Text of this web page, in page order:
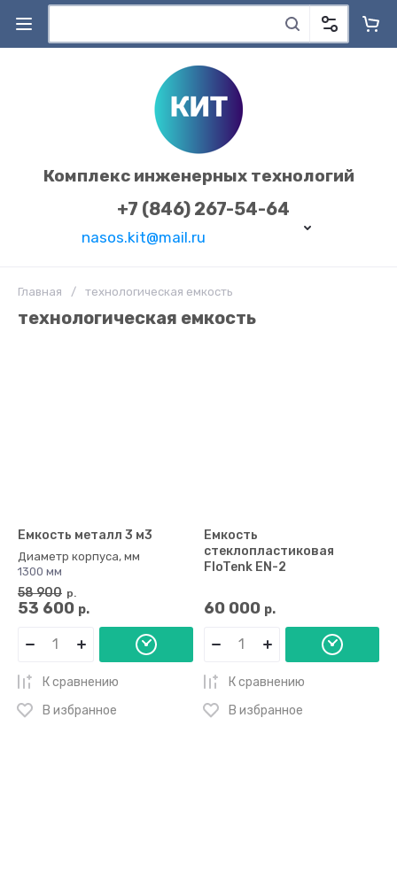
Комплекс инженерных технологий
+7 (846) 267-54-64
nasos.kit@mail.ru
Главная / технологическая емкость
технологическая емкость
Емкость металл 3 м3
Диаметр корпуса, мм
1300 мм
58 900 р.
53 600 р.
К сравнению
В избранное
Емкость
стеклопластиковая
FloTenk EN-2
60 000 р.
К сравнению
В избранное